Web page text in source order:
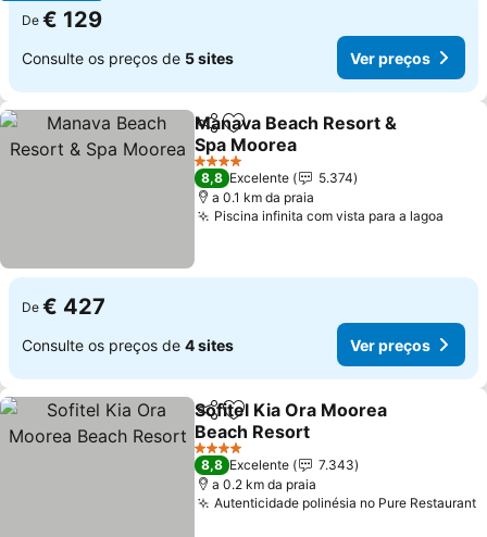
De € 129
Consulte os preços de 5 sites Ver preços
PartilharAdicionar aos favoritos
Manava Beach Resort &
Spa Moorea
4 Estrelas
8,8 Excelente
5.374
a 0.1 km da praia
Piscina infinita com vista para a lagoa
De € 427
Consulte os preços de 4 sites Ver preços
PartilharAdicionar aos favoritos
Sofitel Kia Ora Moorea
Beach Resort
4 Estrelas
8,8 Excelente
7.343
a 0.2 km da praia
Autenticidade polinésia no Pure Restaurant